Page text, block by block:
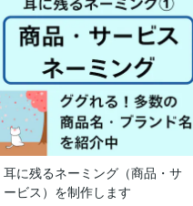
耳に残るネーミング（商品・サ
ービス）を制作します